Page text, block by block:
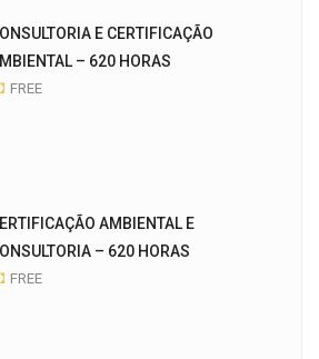
E CERTIFICAÇÃO
– 620 HORAS
FREE
AMBIENTAL E
– 620 HORAS
FREE